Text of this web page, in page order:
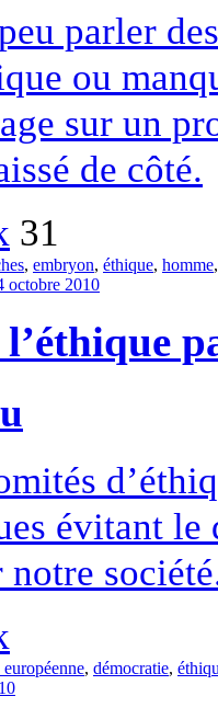
parler
ou
sur un
de côté.
31
, embryon, éthique, homme
octobre 2010
évitant
, démocratie,